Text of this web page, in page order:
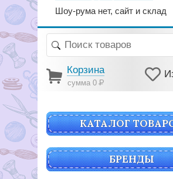
Шоу-рума нет, сайт и склад
Корзина
сумма 0Р
КАТАЛОГ
БРЕНДЫ